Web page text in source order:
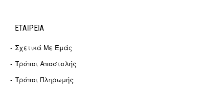
ΕΤΑΙΡΕΊΑ
Σχετικά Με Εμάς
Τρόποι Αποστολής
Τρόποι Πληρωμής